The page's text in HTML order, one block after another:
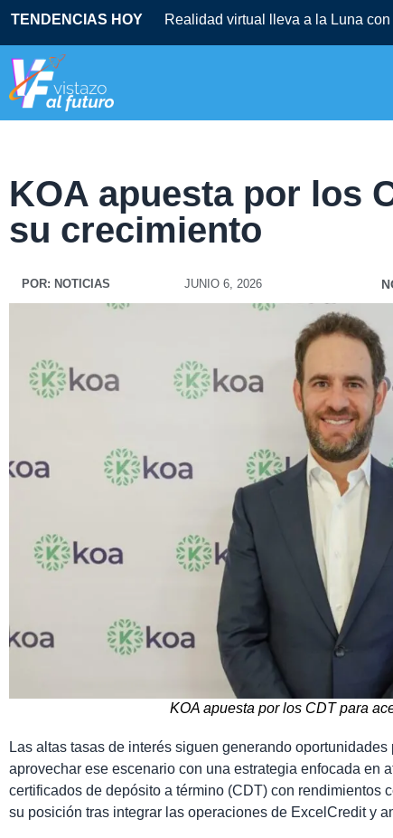
TENDENCIAS HOY Realidad virtual lleva a la Luna
KOA apuesta por los
su crecimiento
POR: NOTICIAS JUNIO 6, 2026
KOA apuesta por los CDT para
Las altas tasas de interés siguen generando
aprovechar ese escenario con una estrategia enfocada en
certificados de depósito a término (CDT) con rendimientos
su posición tras integrar las operaciones de ExcelCredit y